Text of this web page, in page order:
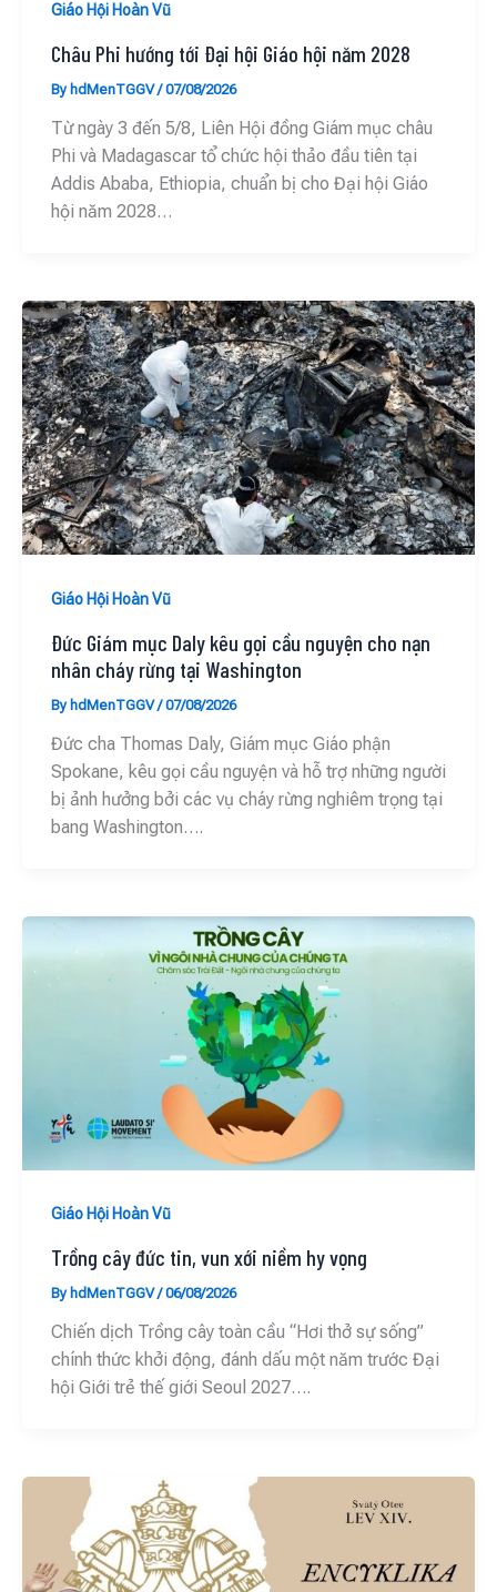
Giáo Hội Hoàn Vũ
Châu Phi hướng tới Đại hội Giáo hội năm 2028
By hdMenTGGV/07/08/2026
Từ ngày 3 đến 5/8, Liên Hội đồng Giám mục châu
Phi và Madagascar tổ chức hội thảo đầu tiên tại
Addis Ababa, Ethiopia, chuẩn bị cho Đại hội Giáo
hội năm 2028…
Giáo Hội Hoàn Vũ
Đức Giám mục Daly kêu gọi cầu nguyện cho nạn
nhân cháy rừng tại Washington
By hdMenTGGV/07/08/2026
Đức cha Thomas Daly, Giám mục Giáo phận
Spokane, kêu gọi cầu nguyện và hỗ trợ những người
bị ảnh hưởng bởi các vụ cháy rừng nghiêm trọng tại
bang Washington….
Giáo Hội Hoàn Vũ
Trồng cây đức tin, vun xới niềm hy vọng
By hdMenTGGV/06/08/2026
Chiến dịch Trồng cây toàn cầu “Hơi thở sự sống”
chính thức khởi động, đánh dấu một năm trước Đại
hội Giới trẻ thế giới Seoul 2027….